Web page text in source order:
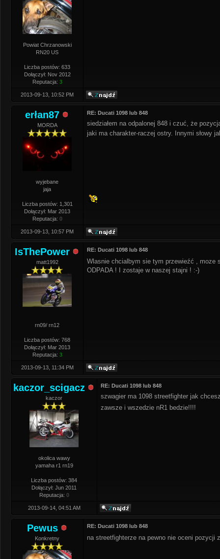
Powiat Chrzanowski
RN20 US
Liczba postów: 633
Dołączył: Nov 2012
Reputacja: 3
2013-09-13, 10:52 PM
erłan87
MORDA
wyjebane
jaja
Liczba postów: 1,301
Dołączył: Mar 2013
Reputacja: 0
RE: Ducati 1098 lub 848
siedziałem na odpalonej 848 i czuć, że
jaki ma charakter-raczej ostry. Innymi słowy
2013-09-13, 10:57 PM
IsThePower
matt1992
rn09/ rn12
Liczba postów: 768
Dołączył: Mar 2013
Reputacja: 3
RE: Ducati 1098 lub 848
Wlasnie chcialbym sie tym przewieźć , moze
ODPADA ! I zostaje w naszej stajni ! :-)
2013-09-13, 11:34 PM
kaczor_scigacz
kaczor
okolica wawy
yamaha r1 rn19
Liczba postów: 384
Dołączył: Jun 2011
Reputacja: 0
RE: Ducati 1098 lub 848
szwagier ma 1098 streetfighter jak
zawsze i wszedzie nR1 bedzie!!!!
2013-09-14, 04:51 AM
Pewus
Konkretny
RE: Ducati 1098 lub 848
na streetfighterze na pewno nie oceni